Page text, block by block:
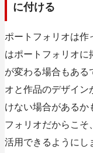
に付ける
ポートフォリオは作
はポートフォリオに
が変わる場合もある
オと作品のデザイン
けない場合があるか
フォリオだからこそ
活用できるようにし